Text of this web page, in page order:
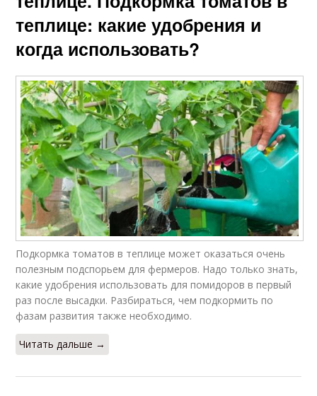
теплице: какие удобрения и
когда использовать?
Подкормка томатов в теплице может оказаться очень
полезным подспорьем для фермеров. Надо только знать,
какие удобрения использовать для помидоров в первый
раз после высадки. Разбираться, чем подкормить по
фазам развития также необходимо.
Читать дальше →